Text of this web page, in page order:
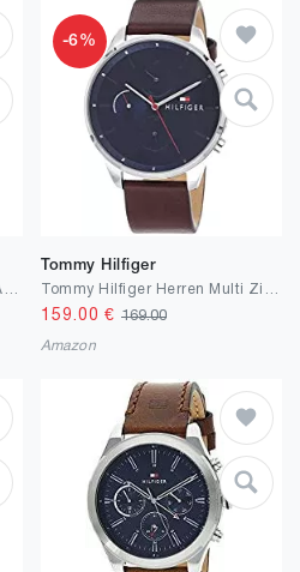
-6%
Tommy Hilfiger
159.00 € 169.00
Amazon